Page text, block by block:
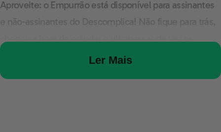
Aproveite: o Empurrão está disponível para assinantes
e não-assinantes do Descomplica! Não fique para trás,
Ler Mais